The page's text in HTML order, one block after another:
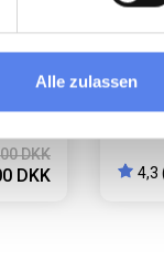
Alle zulassen
DKK
DKK
Flot
Op til
4,3